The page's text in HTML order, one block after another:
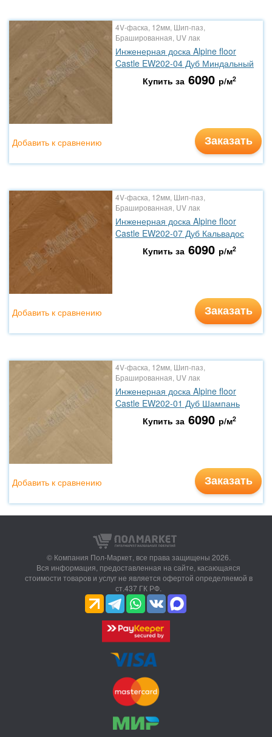
4V-фаска, 12мм, Шип-паз,
Брашированная, UV лак
Инженерная доска Alpine floor
Castle EW202-04 Дуб Миндальный
Купить за 6090 р/м2
Заказать
Добавить к сравнению
4V-фаска, 12мм, Шип-паз,
Брашированная, UV лак
Инженерная доска Alpine floor
Castle EW202-07 Дуб Кальвадос
Купить за 6090 р/м2
Заказать
Добавить к сравнению
4V-фаска, 12мм, Шип-паз,
Брашированная, UV лак
Инженерная доска Alpine floor
Castle EW202-01 Дуб Шампань
Купить за 6090 р/м2
Заказать
Добавить к сравнению
© Компания Пол-Маркет, все права защищены 2026.
Вся информация, предоставленная на сайте, касающаяся
стоимости товаров и услуг не является офертой определяемой в
ст.437 ГК РФ.